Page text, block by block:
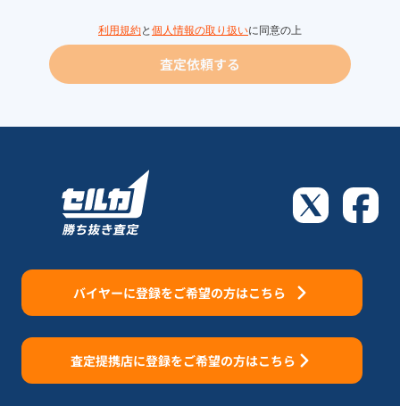
利用規約と 個人情報の取り扱いに同意の上
査定依頼する
バイヤーに登録をご希望の方はこちら
査定提携店に登録をご希望の方はこちら